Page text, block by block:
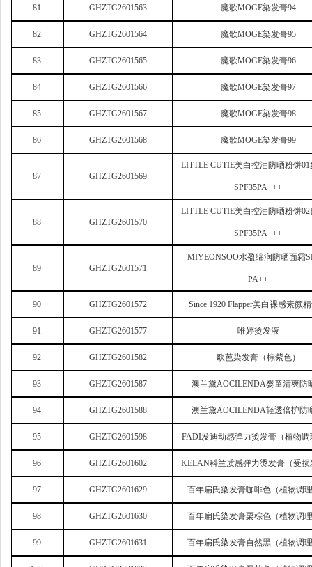
81 GHZTG2601563 魔歌MOGE染发膏94
82 GHZTG2601564 魔歌MOGE染发膏95
83 GHZTG2601565 魔歌MOGE染发膏96
84 GHZTG2601566 魔歌MOGE染发膏97
85 GHZTG2601567 魔歌MOGE染发膏98
86 GHZTG2601568 魔歌MOGE染发膏99
87 GHZTG2601569
LITTLE CUTIE美白控油防晒粉饼
SPF35PA+++
88 GHZTG2601570
LITTLE CUTIE美白控油防晒粉饼
SPF35PA+++
89 GHZTG2601571
MIYEONSOO水盈绵润防晒面霜
PA++
90 GHZTG2601572 Since 1920 Flapper美白裸感素颜
91 GHZTG2601577 唯婷烫发液
92 GHZTG2601582 欧芭染发膏（棕紫色）
93 GHZTG2601587 澳兰黛AOCILENDA婴童清爽防
94 GHZTG2601588 澳兰黛AOCILENDA轻透倍护防
95 GHZTG2601598 FADI发迪动感弹力烫发膏（植物调
96 GHZTG2601602 KELAN科兰质感弹力烫发膏（受
97 GHZTG2601629 百年扁氏染发膏咖啡色（植物调
98 GHZTG2601630 百年扁氏染发膏栗棕色（植物调
99 GHZTG2601631 百年扁氏染发膏自然黑（植物调